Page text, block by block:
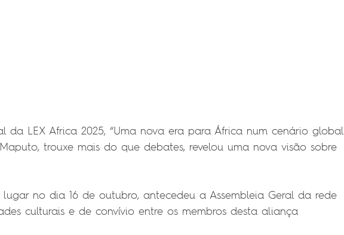
da LEX Africa 2025, “Uma nova era para África num cenário global
trouxe mais do que debates, revelou uma nova visão sobre
no dia 16 de outubro, antecedeu a Assembleia Geral da rede
culturais e de convívio entre os membros desta aliança